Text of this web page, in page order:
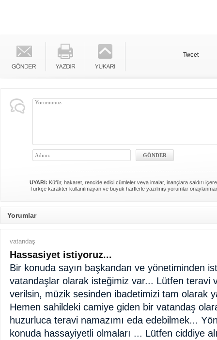
Tweet
UYARI: Küfür, hakaret, rencide edici cümleler veya imalar, inançlara saldırı
Türkçe karakter kullanılmayan ve büyük harflerle yazılmış yorumlar
Yorumlar
vatandaş
Hassasiyet istiyoruz...
Bir konuda sayın başkandan ve yönetiminden
vatandaşlar olarak isteğimiz var... Lütfen teravi
verilsin, müzik sesinden ibadetimizi tam olarak
Hemen sahildeki camiye giden bir vatandaş
huzurluca teravi namazımı eda edebilmek...
konuda hassayiyetli olmaları ... Lütfen ciddiye